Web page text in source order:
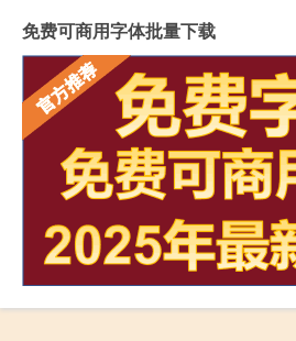
免费可商用字体批量下载